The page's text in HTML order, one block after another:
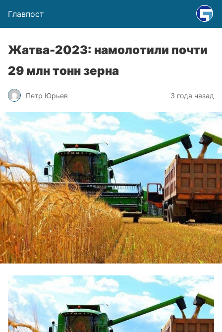
Главпост
Жатва-2023: намолотили почти
29 млн тонн зерна
Петр Юрьев 3 года назад